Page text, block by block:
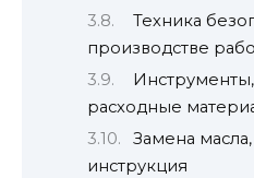
Техника
производстве
расходные
Замена
инструкция